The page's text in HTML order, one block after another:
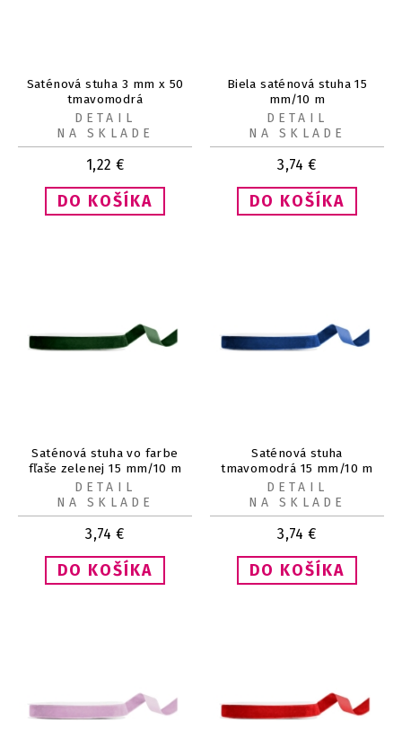
Saténová stuha 3 mm x 50
tmavomodrá
1,22 €
DETAIL
NA SKLADE
Biela saténová stuha 15
mm/10 m
3,74 €
DETAIL
NA SKLADE
Saténová stuha vo farbe
fľaše zelenej 15 mm/10 m
3,74 €
DETAIL
NA SKLADE
Saténová stuha
tmavomodrá 15 mm/10 m
3,74 €
DETAIL
NA SKLADE